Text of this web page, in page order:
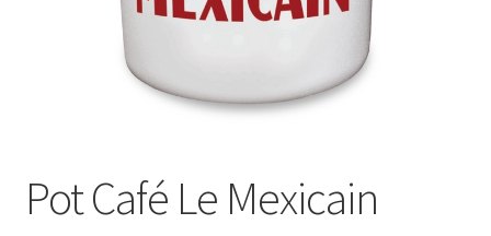
Pot Café Le Mexicain